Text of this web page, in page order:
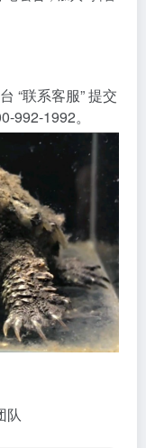
“联系客服” 提交
992-1992。
队